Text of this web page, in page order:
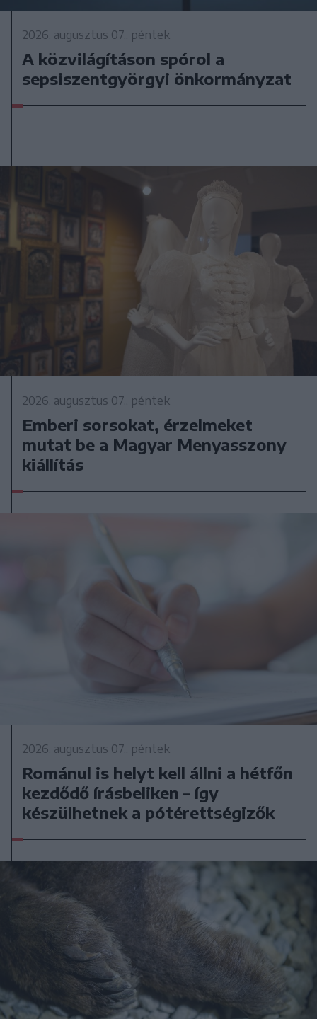
2026. augusztus 07., péntek
A közvilágításon spórol a
sepsiszentgyörgyi önkormányzat
2026. augusztus 07., péntek
Emberi sorsokat, érzelmeket
mutat be a Magyar Menyasszony
kiállítás
2026. augusztus 07., péntek
Románul is helyt kell állni a hétfőn
kezdődő írásbeliken – így
készülhetnek a pótérettségizők